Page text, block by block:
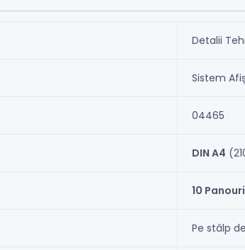
Detalii
Sistem
04465
DIN A4
10 Panouri
Pe stâlp de